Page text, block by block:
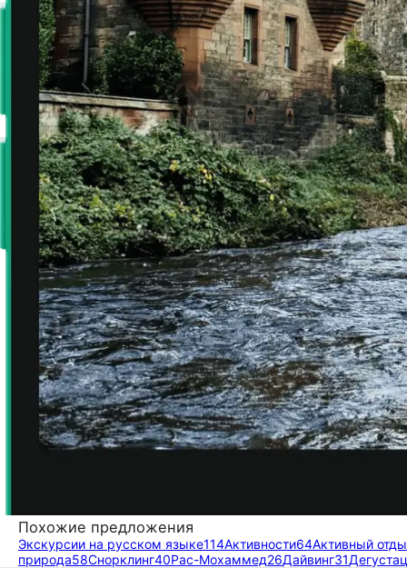
Похожие предложения
Экскурсии на русском языке114Активности64Активный
природа58Снорклинг40Рас-Мохаммед26Дайвинг31